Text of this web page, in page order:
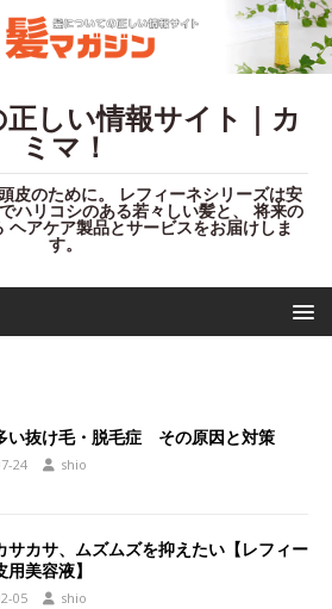
しい情報サイト｜カ
ミマ！
皮のために。 レフィーネシリーズは安
ハリコシのある若々しい髪と、 将来の
ヘアケア製品とサービスをお届けしま
す。
い抜け毛・脱毛症 その原因と対策
24 shio
サカサ、ムズムズを抑えたい【レフィー
美容液】
05 shio